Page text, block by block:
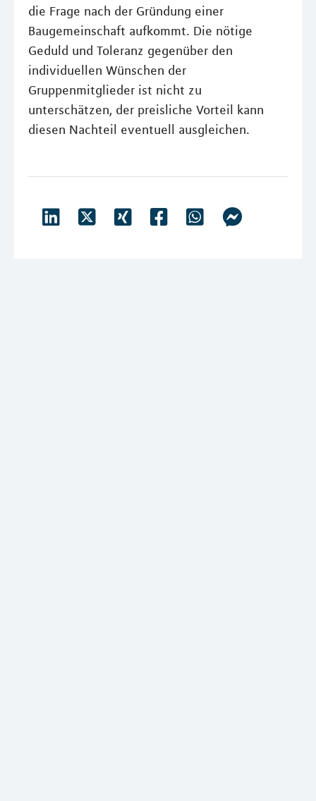
die Frage nach der Gründung einer
Baugemeinschaft aufkommt. Die nötige
Geduld und Toleranz gegenüber den
individuellen Wünschen der
Gruppenmitglieder ist nicht zu
unterschätzen, der preisliche Vorteil kann
diesen Nachteil eventuell ausgleichen.